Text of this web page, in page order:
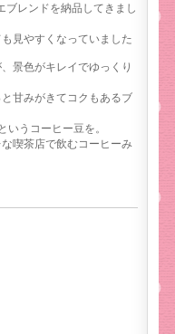
ブレンドを納品してきまし
見やすくなっていました
景色がキレイでゆっくり
甘みがきてコクもあるブ
うコーヒー豆を。
喫茶店で飲むコーヒーみ